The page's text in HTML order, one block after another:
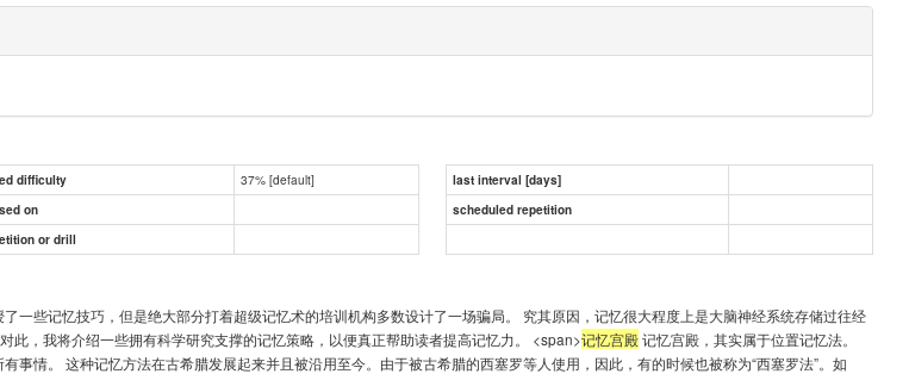
difficulty 37% [default]
last interval [days]
on
scheduled repetition
or drill
些记忆技巧，但是绝大部分打着超级记忆术的培训机构多数设计了一场骗局。 究其原因，记忆很大程度上是大脑神经系统存储过往经
此，我将介绍一些拥有科学研究支撑的记忆策略，以便真正帮助读者提高记忆力。 <span>记忆宫殿记忆宫殿，其实属于位置记忆法。
事情。 这种记忆方法在古希腊发展起来并且被沿用至今。由于被古希腊的西塞罗等人使用，因此，有的时候也被称为“西塞罗法”。如